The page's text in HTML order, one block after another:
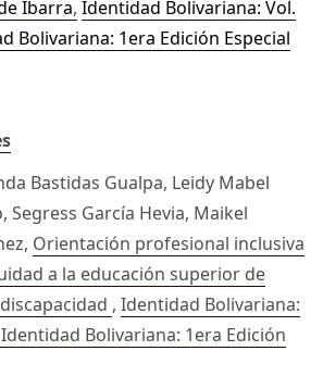
Ibarra, Identidad Bolivariana: Vol.
Bolivariana: 1era Edición Especial
Bastidas Gualpa, Leidy Mabel
Segress García Hevia, Maikel
Orientación profesional inclusiva
a la educación superior de
, Identidad Bolivariana:
Bolivariana: 1era Edición